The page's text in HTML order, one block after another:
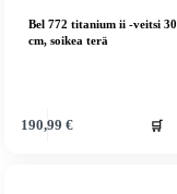
Bel 772 titanium ii -veitsi 30
cm, soikea terä
190,99€ 🛒